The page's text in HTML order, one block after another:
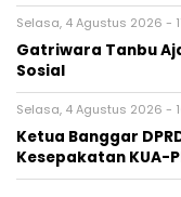
Selasa, 4 Agustus 2026 -
Gatriwara Tanbu
Sosial
Selasa, 4 Agustus 2026 -
Ketua Banggar
Kesepakatan KUA-